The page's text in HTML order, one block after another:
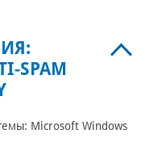
SPAM
Microsoft Windows